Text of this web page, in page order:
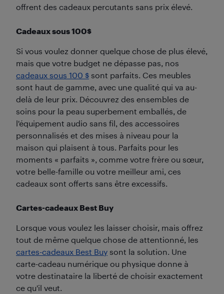
offrent des cadeaux percutants sans prix élevé.
Cadeaux sous 100$
Si vous voulez donner quelque chose de plus élevé,
mais que votre budget ne dépasse pas, nos
cadeaux sous 100 $ sont parfaits. Ces meubles
sont haut de gamme, avec une qualité qui va au-
delà de leur prix. Découvrez des ensembles de
soins pour la peau superbement emballés, de
l'équipement audio sans fil, des accessoires
personnalisés et des mises à niveau pour la
maison qui plaisent à tous. Parfaits pour les
moments « parfaits », comme votre frère ou sœur,
votre belle-famille ou votre meilleur ami, ces
cadeaux sont offerts sans être excessifs.
Cartes-cadeaux Best Buy
Lorsque vous voulez les laisser choisir, mais offrez
tout de même quelque chose de attentionné, les
cartes-cadeaux Best Buy sont la solution. Une
carte-cadeau numérique ou physique donne à
votre destinataire la liberté de choisir exactement
ce qu'il veut.